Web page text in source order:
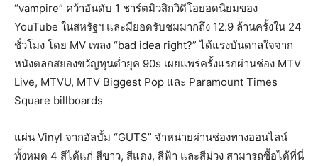
“vampire” คว้าอันดับ 1 ชาร์ตมิวสิกวิดีโอยอดนิยมของ
YouTube ในสหรัฐฯ และมียอดรับชมมากถึง 12.9 ล้านครั้งใน 24
ชั่วโมง โดย MV เพลง “bad idea right?” ได้แรงบันดาลใจจาก
หนังตลกสยองขวัญทุนต่ำยุค 90s เผยแพร่ครั้งแรกผ่านช่อง MTV
Live, MTVU, MTV Biggest Pop และ Paramount Times
Square billboards
แผ่น Vinyl จากอัลบั้ม “GUTS” จำหน่ายผ่านช่องทางออนไลน์
ทั้งหมด 4 สีได้แก่ สีขาว, สีแดง, สีฟ้า และสีม่วง สามารถซื้อได้ที่นี่